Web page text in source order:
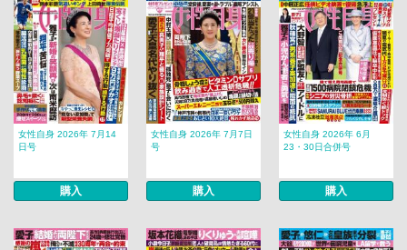
女性自身 2026年 7月14
日号
購入
女性自身 2026年 7月7日
号
購入
女性自身 2026年 6月
23・30日合併号
購入